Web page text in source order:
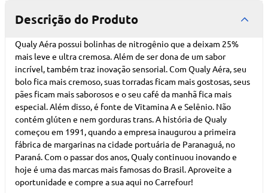
Descrição do Produto
Qualy Aéra possui bolinhas de nitrogênio que a deixam 25%
mais leve e ultra cremosa. Além de ser dona de um sabor
incrível, também traz inovação sensorial. Com Qualy Aéra, seu
bolo fica mais cremoso, suas torradas ficam mais gostosas, seus
pães ficam mais saborosos e o seu café da manhã fica mais
especial. Além disso, é fonte de Vitamina A e Selênio. Não
contém glúten e nem gorduras trans. A história de Qualy
começou em 1991, quando a empresa inaugurou a primeira
fábrica de margarinas na cidade portuária de Paranaguá, no
Paraná. Com o passar dos anos, Qualy continuou inovando e
hoje é uma das marcas mais famosas do Brasil. Aproveite a
oportunidade e compre a sua aqui no Carrefour!